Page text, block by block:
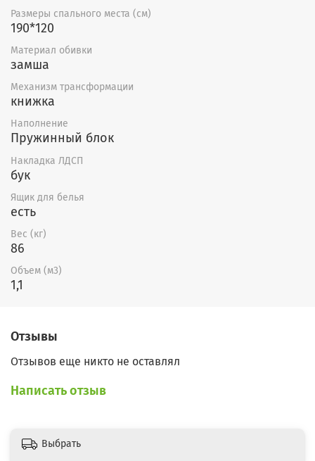
Размеры спального места (см)
190*120
Материал обивки
замша
Механизм трансформации
книжка
Наполнение
Пружинный блок
Накладка ЛДСП
бук
Ящик для белья
есть
Вес (кг)
86
Объем (м3)
1,1
Отзывы
Отзывов еще никто не оставлял
Написать отзыв
Выбрать